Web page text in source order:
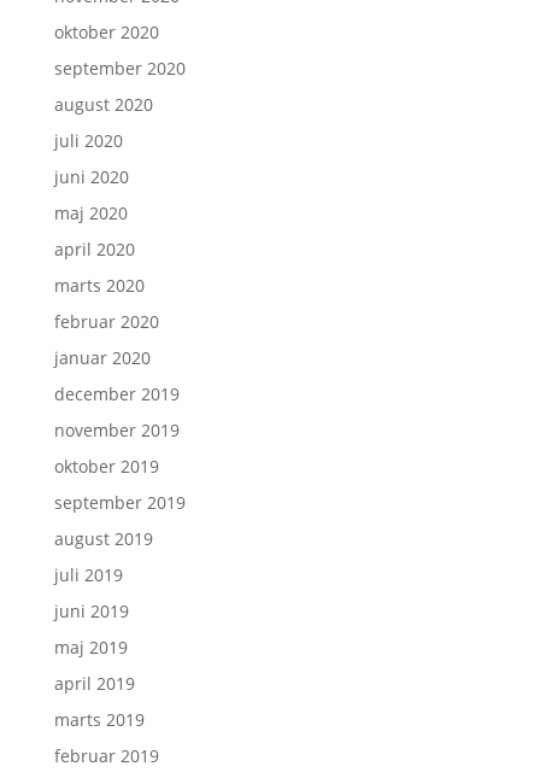
oktober 2020
september 2020
august 2020
juli 2020
juni 2020
maj 2020
april 2020
marts 2020
februar 2020
januar 2020
december 2019
november 2019
oktober 2019
september 2019
august 2019
juli 2019
juni 2019
maj 2019
april 2019
marts 2019
februar 2019